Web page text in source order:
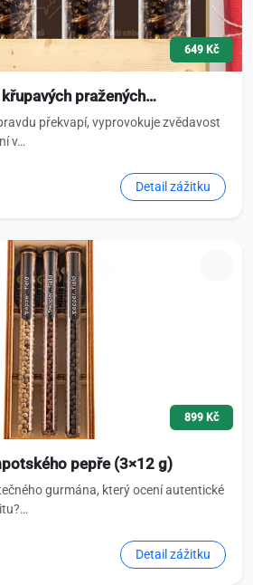
649 Kč
pražených…
překvapí, vyprovokuje zvědavost
v…
Detail zážitku
899 Kč
pepře (3×12 g)
gurmána, který ocení autentické
Detail zážitku